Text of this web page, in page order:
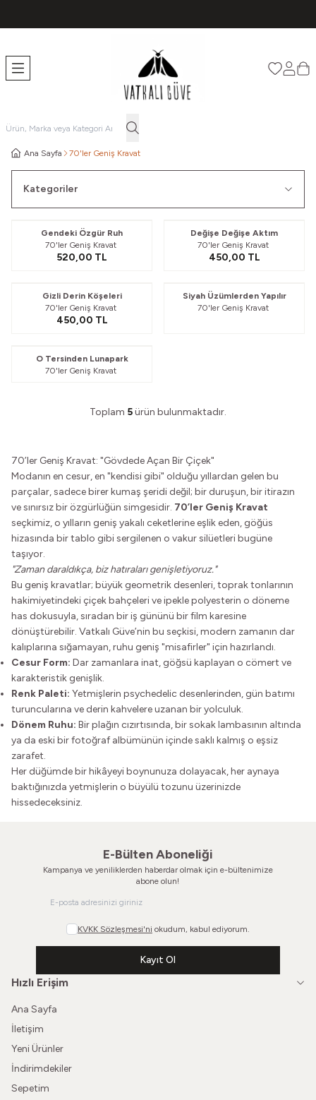
Favorilerim
Ana Sayfa 70'ler Geniş Kravat
Kategoriler
Gendeki Özgür Ruh
70'ler Geniş Kravat
520,00 TL
Değişe Değişe Aktım
70'ler Geniş Kravat
450,00 TL
Gizli Derin Köşeleri
70'ler Geniş Kravat
450,00 TL
Siyah Üzümlerden Yapılır
70'ler Geniş Kravat
O Tersinden Lunapark
70'ler Geniş Kravat
Toplam 5ürün bulunmaktadır.
70’ler Geniş Kravat: "Gövdede Açan Bir Çiçek"
Modanın en cesur, en "kendisi gibi" olduğu yıllardan gelen bu
parçalar, sadece birer kumaş şeridi değil; bir duruşun, bir itirazın
ve sınırsız bir özgürlüğün simgesidir. 70’ler Geniş Kravat
seçkimiz, o yılların geniş yakalı ceketlerine eşlik eden, göğüs
hizasında bir tablo gibi sergilenen o vakur silüetleri bugüne
taşıyor.
"Zaman daraldıkça, biz hatıraları genişletiyoruz."
Bu geniş kravatlar; büyük geometrik desenleri, toprak tonlarının
hakimiyetindeki çiçek bahçeleri ve ipekle polyesterin o döneme
has dokusuyla, sıradan bir iş gününü bir film karesine
dönüştürebilir. Vatkalı Güve’nin bu seçkisi, modern zamanın dar
kalıplarına sığamayan, ruhu geniş "misafirler" için hazırlandı.
Cesur Form: Dar zamanlara inat, göğsü kaplayan o cömert ve
karakteristik genişlik.
Renk Paleti: Yetmişlerin psychedelic desenlerinden, gün batımı
turuncularına ve derin kahvelere uzanan bir yolculuk.
Dönem Ruhu: Bir plağın cızırtısında, bir sokak lambasının altında
ya da eski bir fotoğraf albümünün içinde saklı kalmış o eşsiz
zarafet.
Her düğümde bir hikâyeyi boynunuza dolayacak, her aynaya
baktığınızda yetmişlerin o büyülü tozunu üzerinizde
hissedeceksiniz.
E-Bülten Aboneliği
Kampanya ve yeniliklerden haberdar olmak için e-bültenimize
abone olun!
KVKK Sözleşmesi'ni okudum, kabul ediyorum.
Kayıt Ol
Hızlı Erişim
Ana Sayfa
İletişim
Yeni Ürünler
İndirimdekiler
Sepetim